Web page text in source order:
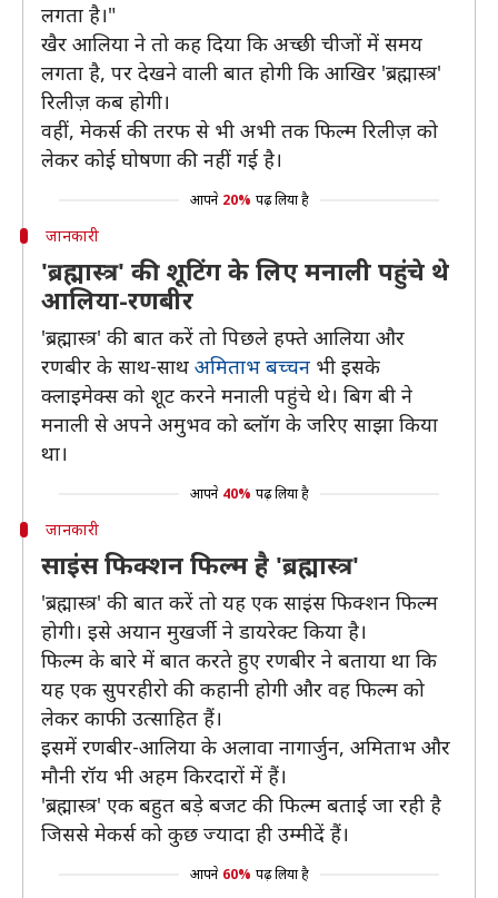
लगता है।"
खैर आलिया ने तो कह दिया कि अच्छी चीजों में समय
लगता है, पर देखने वाली बात होगी कि आखिर 'ब्रह्मास्त्र'
रिलीज़ कब होगी।
वहीं, मेकर्स की तरफ से भी अभी तक फिल्म रिलीज़ को
लेकर कोई घोषणा की नहीं गई है।
आपने 20% पढ़ लिया है
जानकारी
'ब्रह्मास्त्र' की शूटिंग के लिए मनाली पहुंचे थे
आलिया-रणबीर
'ब्रह्मास्त्र' की बात करें तो पिछले हफ्ते आलिया और
रणबीर के साथ-साथ अमिताभ बच्चन भी इसके
क्लाइमेक्स को शूट करने मनाली पहुंचे थे। बिग बी ने
मनाली से अपने अमुभव को ब्लॉग के जरिए साझा किया
था।
आपने 40% पढ़ लिया है
जानकारी
साइंस फिक्शन फिल्म है 'ब्रह्मास्त्र'
'ब्रह्मास्त्र' की बात करें तो यह एक साइंस फिक्शन फिल्म
होगी। इसे अयान मुखर्जी ने डायरेक्ट किया है।
फिल्म के बारे में बात करते हुए रणबीर ने बताया था कि
यह एक सुपरहीरो की कहानी होगी और वह फिल्म को
लेकर काफी उत्साहित हैं।
इसमें रणबीर-आलिया के अलावा नागार्जुन, अमिताभ और
मौनी रॉय भी अहम किरदारों में हैं।
'ब्रह्मास्त्र' एक बहुत बड़े बजट की फिल्म बताई जा रही है
जिससे मेकर्स को कुछ ज्यादा ही उम्मीदें हैं।
आपने 60% पढ़ लिया है